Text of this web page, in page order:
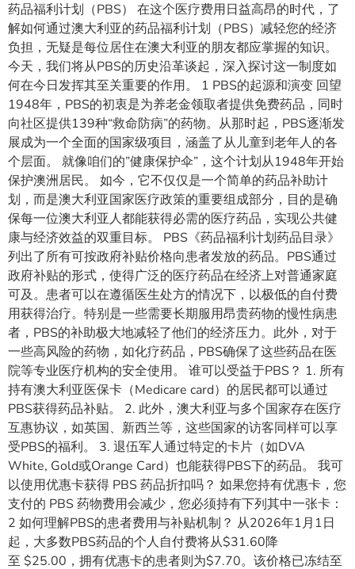
药品福利计划（PBS） 在这个医疗费用日益高昂的时代，了
解如何通过澳大利亚的药品福利计划（PBS）减轻您的经济
负担，无疑是每位居住在澳大利亚的朋友都应掌握的知识。
今天，我们将从PBS的历史沿革谈起，深入探讨这一制度如
何在今日发挥其至关重要的作用。 1 PBS的起源和演变 回望
1948年，PBS的初衷是为养老金领取者提供免费药品，同时
向社区提供139种“救命防病”的药物。从那时起，PBS逐渐发
展成为一个全面的国家级项目，涵盖了从儿童到老年人的各
个层面。 就像咱们的”健康保护伞”，这个计划从1948年开始
保护澳洲居民。 如今，它不仅仅是一个简单的药品补助计
划，而是澳大利亚国家医疗政策的重要组成部分，目的是确
保每一位澳大利亚人都能获得必需的医疗药品，实现公共健
康与经济效益的双重目标。 PBS《药品福利计划药品目录》
列出了所有可按政府补贴价格向患者发放的药品。PBS通过
政府补贴的形式，使得广泛的医疗药品在经济上对普通家庭
可及。患者可以在遵循医生处方的情况下，以极低的自付费
用获得治疗。特别是一些需要长期服用昂贵药物的慢性病患
者，PBS的补助极大地减轻了他们的经济压力。此外，对于
一些高风险的药物，如化疗药品，PBS确保了这些药品在医
院等专业医疗机构的安全使用。 谁可以受益于PBS？ 1. 所有
持有澳大利亚医保卡（Medicare card）的居民都可以通过
PBS获得药品补贴。 2. 此外，澳大利亚与多个国家存在医疗
互惠协议，如英国、新西兰等，这些国家的访客同样可以享
受PBS的福利。 3. 退伍军人通过特定的卡片（如DVA
White, Gold或Orange Card）也能获得PBS下的药品。 我可
以使用优惠卡获得 PBS 药品折扣吗？ 如果您持有优惠卡，您
支付的 PBS 药物费用会减少，您必须持有下列其中一张卡：
2 如何理解PBS的患者费用与补贴机制？ 从2026年1月1日
起，大多数PBS药品的个人自付费将从$31.60降
至 $25.00，拥有优惠卡的患者则为$7.70。该价格已冻结至